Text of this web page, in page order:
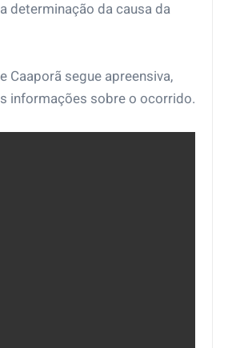
determinação da causa da
Caaporã segue apreensiva,
informações sobre o ocorrido.